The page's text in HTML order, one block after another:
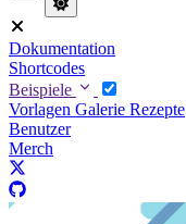
Dokumentation
Shortcodes
Beispiele
Vorlagen Galerie Rezepte
Benutzer
Merch